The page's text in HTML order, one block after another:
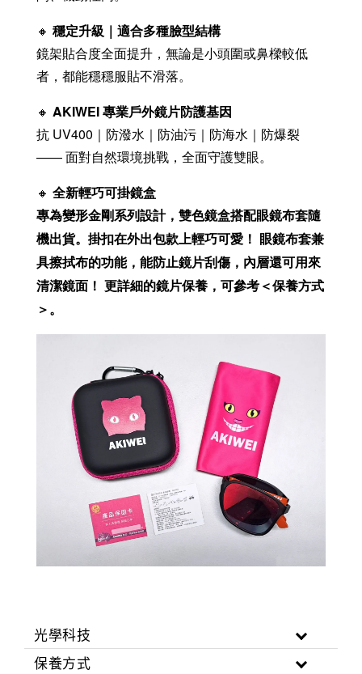
🔸 穩定升級｜適合多種臉型結構
鏡架貼合度全面提升，無論是小頭圍或鼻樑較低
者，都能穩穩服貼不滑落。
🔸 AKIWEI 專業戶外鏡片防護基因
抗 UV400｜防潑水｜防油污｜防海水｜防爆裂
—— 面對自然環境挑戰，全面守護雙眼。
🔸 全新輕巧可掛鏡盒
專為變形金剛系列設計，雙色鏡盒搭配眼鏡布套隨
機出貨。掛扣在外出包款上輕巧可愛！ 眼鏡布套兼
具擦拭布的功能，能防止鏡片刮傷，內層還可用來
清潔鏡面！ 更詳細的鏡片保養，可參考＜保養方式
＞。
光學科技
保養方式